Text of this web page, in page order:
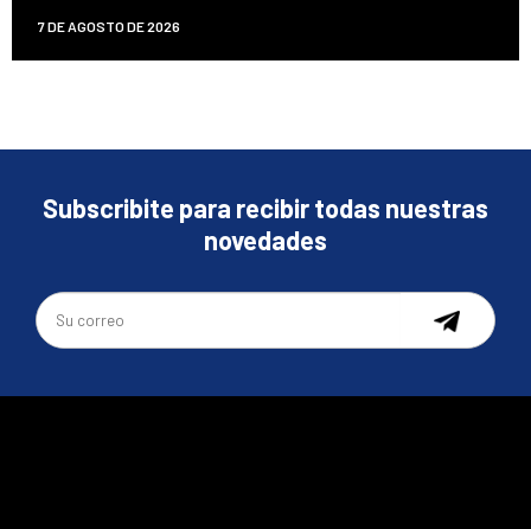
7 DE AGOSTO DE 2026
Subscribite para recibir todas nuestras
novedades